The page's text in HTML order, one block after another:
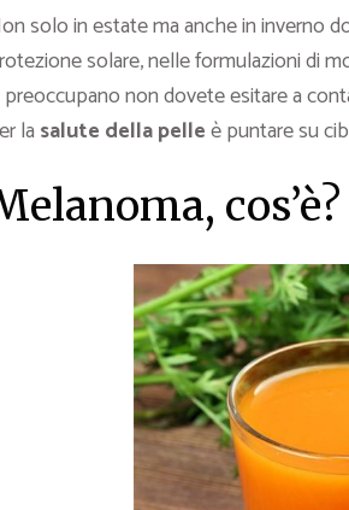
solo in estate ma anche in inverno
solare, nelle formulazioni di
non dovete esitare a
la salute della pelleè puntare su
cos’è?